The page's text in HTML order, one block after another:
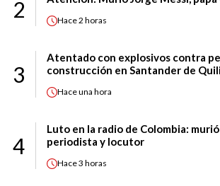
2 Hace2 horas
3
Atentado con explosivos contra
construcción en Santander de
Haceuna hora
4
Luto en la radio de Colombia:
periodista y locutor
Hace3 horas